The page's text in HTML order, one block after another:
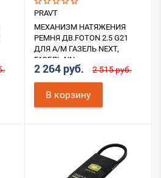
PRAVT
МЕХАНИЗМ НАТЯЖЕНИЯ
РЕМНЯ ДВ.FOTON 2.5 G21
ДЛЯ А/М ГАЗЕЛЬ NEXT,
ГАЗЕЛЬ NN
2 264 руб. 2 515 руб.
В корзину